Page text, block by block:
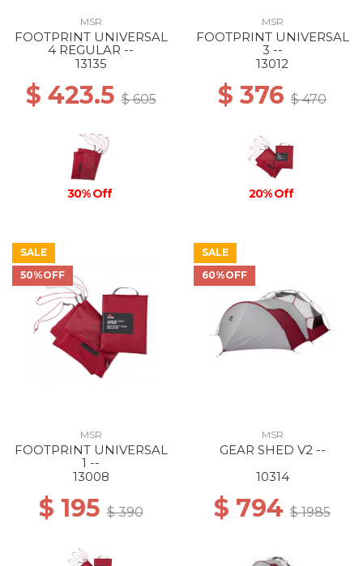
MSR
FOOTPRINT UNIVERSAL
4 REGULAR --
13135
$ 423.5$ 605
30% Off
MSR
FOOTPRINT UNIVERSAL
3 --
13012
$ 376 $ 470
20% Off
SALE
50%OFF
MSR
FOOTPRINT UNIVERSAL
1 --
13008
$ 195$ 390
SALE
60%OFF
MSR
GEAR SHED V2 --
10314
$ 794 $ 1985